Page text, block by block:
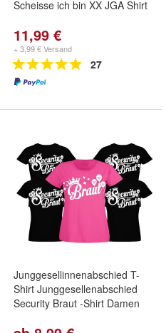
Scheisse ich bin XX JGA Shirt
11,99 €
+ 3,99 € Versand
27
Junggesellinnenabschied T-
Shirt Junggesellenabschied
Security Braut -Shirt Damen